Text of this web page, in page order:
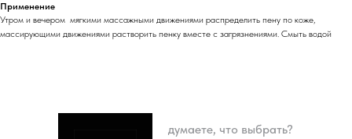
Применение
Утром и вечером мягкими массажными движениями распределить пену по коже,
массирующими движениями растворить пенку вместе с загрязнениями. Смыть водой
думаете, что выбрать?